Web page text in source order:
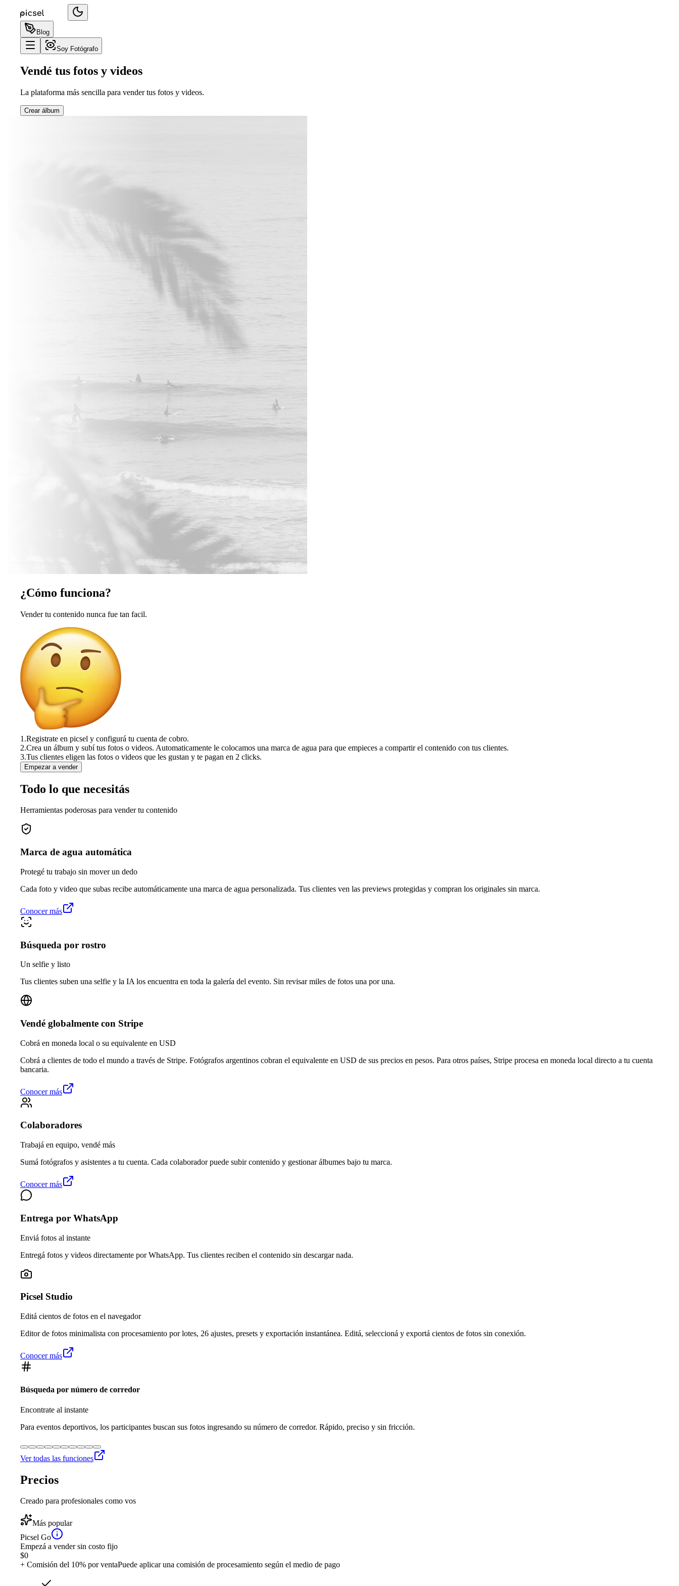
Blog
Soy Fotógrafo
Vendé tus fotos y videos
La plataforma más sencilla para vender tus fotos y videos.
Crear álbum
¿Cómo funciona?
Vender tu contenido nunca fue tan facil.
1.Registrate en picsel y configurá tu cuenta de cobro.
2.Crea un álbum y subí tus fotos o videos. Automaticamente le colocamos una marca de agua para que empieces a compartir el contenido con tus clientes.
3.Tus clientes eligen las fotos o videos que les gustan y te pagan en 2 clicks.
Empezar a vender
Todo lo que necesitás
Herramientas poderosas para vender tu contenido
Marca de agua automática
Protegé tu trabajo sin mover un dedo
Cada foto y video que subas recibe automáticamente una marca de agua personalizada. Tus clientes ven las previews protegidas y compran los originales sin marca.
Conocer más
Búsqueda por rostro
Un selfie y listo
Tus clientes suben una selfie y la IA los encuentra en toda la galería del evento. Sin revisar miles de fotos una por una.
Vendé globalmente con Stripe
Cobrá en moneda local o su equivalente en USD
Cobrá a clientes de todo el mundo a través de Stripe. Fotógrafos argentinos cobran el equivalente en USD de sus precios en pesos. Para otros países, Stripe procesa en moneda local directo a tu cuenta
bancaria.
Conocer más
Colaboradores
Trabajá en equipo, vendé más
Sumá fotógrafos y asistentes a tu cuenta. Cada colaborador puede subir contenido y gestionar álbumes bajo tu marca.
Conocer más
Entrega por WhatsApp
Enviá fotos al instante
Entregá fotos y videos directamente por WhatsApp. Tus clientes reciben el contenido sin descargar nada.
Picsel Studio
Editá cientos de fotos en el navegador
Editor de fotos minimalista con procesamiento por lotes, 26 ajustes, presets y exportación instantánea. Editá, seleccioná y exportá cientos de fotos sin conexión.
Conocer más
Búsqueda por número de corredor
Encontrate al instante
Para eventos deportivos, los participantes buscan sus fotos ingresando su número de corredor. Rápido, preciso y sin fricción.
Ver todas las funciones
Precios
Creado para profesionales como vos
Más popular
Picsel Go
Empezá a vender sin costo fijo
$0
+ Comisión del 10% por ventaPuede aplicar una comisión de procesamiento según el medio de pago